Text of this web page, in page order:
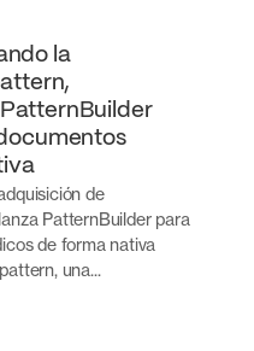
la
de
PatternBuilder para
de forma nativa
una...